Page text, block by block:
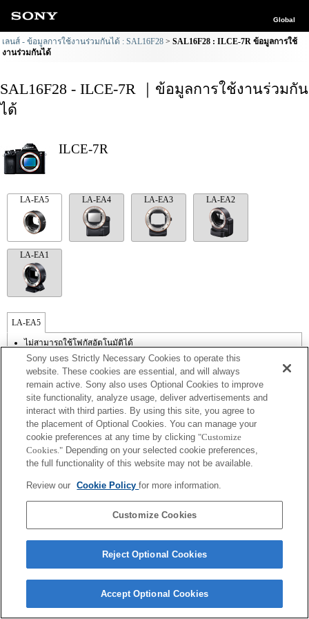
Global
เลนส์ - ข้อมูลการใช้งานร่วมกันได้ : SAL16F28
SAL16F28 : ILCE-7R ข้อมูลการใช้
งานร่วมกันได้
SAL16F28 - ILCE-7R ｜ข้อมูลการใช้งานร่วมกัน
ได้
ILCE-7R
LA-EA5 LA-EA4 LA-EA3 LA-EA2
LA-EA1
LA-EA5
ไม่สามารถใช้โฟกัสอัตโนมัติได้
มีใช้งานพร้อมอะแดปเตอร์เมาส์
ไม่รองรับ SteadyShot
เสียงการทำงานของไดอะเฟรมจะถูกบันทึกด้วยไมโครโฟนภายใน
นอกเหนือจากโหมด A (กำหนดค่าช่องรับแสง), S (กำหนดความเร็วชัตเตอร์),
และ M (แมนนวล) แล้ว คุณไม่สามารถปรับช่องรับแสงในระหว่างการบันทึกภาพ
เคลื่อนไหวได้
ฟังก์ชัน [Lens Comp] (การชดเชยเลนส์) ไม่ทำงาน
ถ้าคุณติดตั้ง [เลนส์ A-mount] โดยใช้อะแดปเตอร์เมาส์, ฟังก์ชัน assist MF จะไม่
ทำงานโดยอัตโนมัติเมื่อคุณหมุนวงแหวนปรับโฟกัส คุณสามารถขยายภาพด้วย
การเลือกฟังก์ชัน [การขยายโฟกัส] หรือ [assist MF] ให้กับปุ่มใด ๆ ใน "การตั้งค่า
ปุ่มแบบกำหนดเอง"
Sony uses Strictly Necessary Cookies to operate this
website. These cookies are essential, and will always
remain active. Sony also uses Optional Cookies to improve
site functionality, analyze usage, deliver advertisements and
interact with third parties. By using this site, you agree to
the placement of Optional Cookies. You can manage your
cookie preferences at any time by clicking "Customize
Cookies." Depending on your selected cookie preferences,
the full functionality of this website may not be available.
Review our Cookie Policyfor more information.
Customize Cookies
Reject Optional Cookies
Accept Optional Cookies